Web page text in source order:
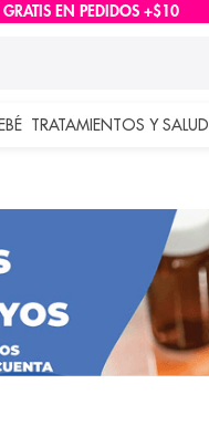
EN PEDIDOS +$10
TRATAMIENTOS Y SALUD